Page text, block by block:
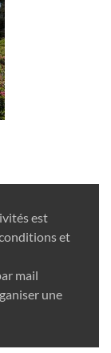
est
et
mail
une